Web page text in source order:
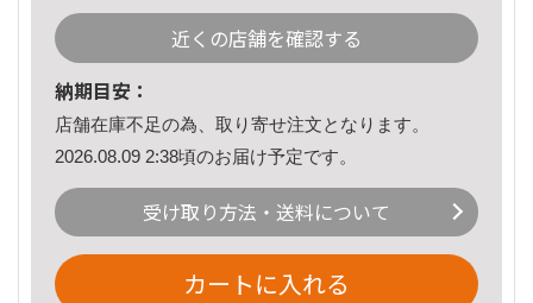
近くの店舗を確認する
納期目安：
店舗在庫不足の為、取り寄せ注文となります。
2026.08.09 2:38頃のお届け予定です。
受け取り方法・送料について
カートに入れる